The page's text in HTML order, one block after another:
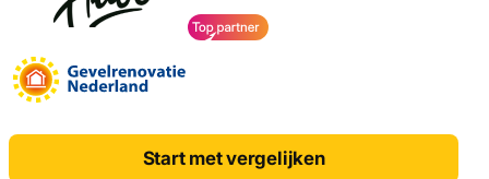
Start met vergelijken